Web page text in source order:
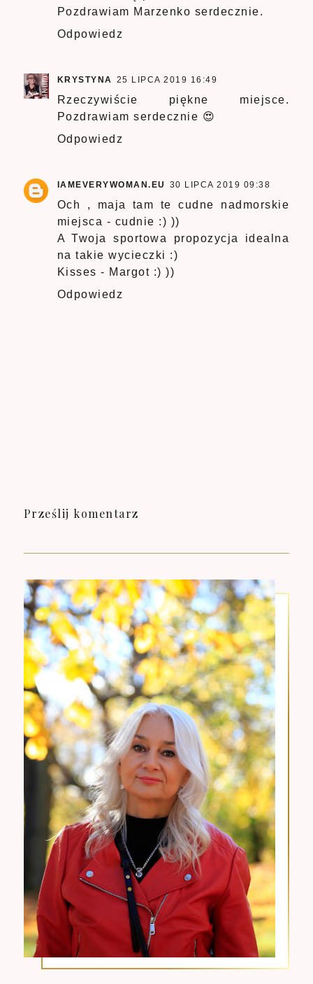
Pozdrawiam Marzenko serdecznie.
Odpowiedz
KRYSTYNA 25 LIPCA 2019 16:49
Rzeczywiście piękne miejsce.
Pozdrawiam serdecznie 😍
Odpowiedz
IAMEVERYWOMAN.EU 30 LIPCA 2019 09:38
Och , maja tam te cudne nadmorskie
miejsca - cudnie :) ))
A Twoja sportowa propozycja idealna
na takie wycieczki :)
Kisses - Margot :) ))
Odpowiedz
Prześlij komentarz